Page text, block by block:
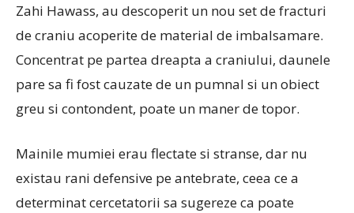
Zahi Hawass, au descoperit un nou set de fracturi
de craniu acoperite de material de imbalsamare.
Concentrat pe partea dreapta a craniului, daunele
pare sa fi fost cauzate de un pumnal si un obiect
greu si contondent, poate un maner de topor.
Mainile mumiei erau flectate si stranse, dar nu
existau rani defensive pe antebrate, ceea ce a
determinat cercetatorii sa sugereze ca poate